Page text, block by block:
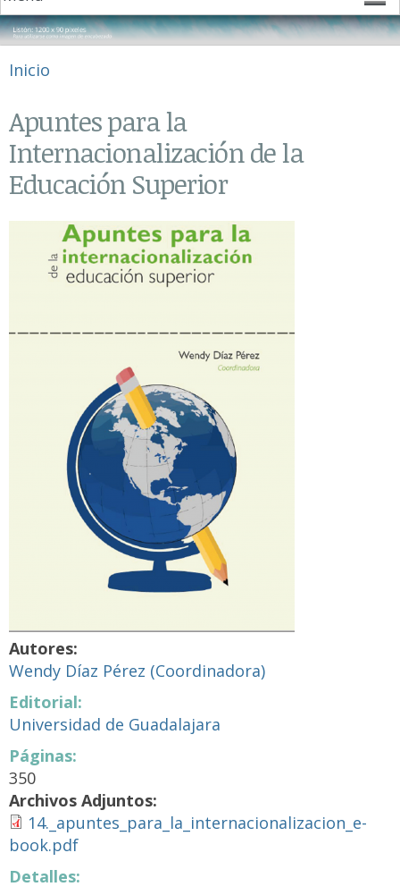
Se encuentra usted aquí
Inicio
Apuntes para la
Internacionalización de la
Educación Superior
Autores:
Wendy Díaz Pérez (Coordinadora)
Editorial:
Universidad de Guadalajara
Páginas:
350
Archivos Adjuntos:
14._apuntes_para_la_internacionalizacion_e-
book.pdf
Detalles: